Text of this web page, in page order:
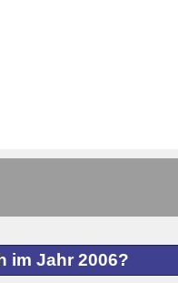
im Jahr 2006?